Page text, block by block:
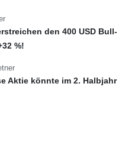
den 400 USD Bull-
%!
Aktie könnte im 2. Halbjahr